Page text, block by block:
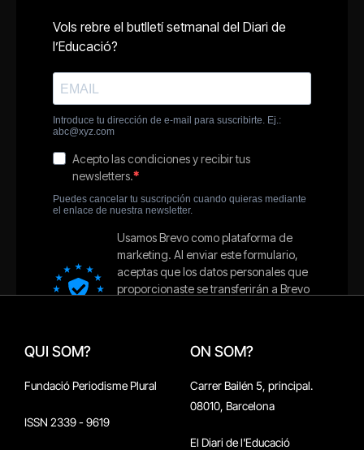
QUI SOM?
Fundació Periodisme Plural
ISSN 2339 - 9619
ON SOM?
Carrer Bailén 5, principal.
08010, Barcelona
El Diari de l'Educació